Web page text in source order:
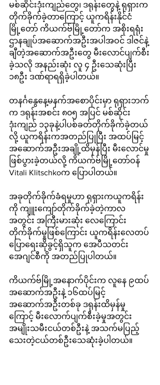
မစ်ဆိုင်းဒုံးကျည်တွေ၊ ဒရုန်းတွေနဲ့ ရုရှားက
တိုက်ခိုက်ခဲ့တာကြောင့် ယူကရိန်းနိုင်ငံ
မြို့တော် ကိယက်ဗ်မြို့တော်က အစိုးရရုံး
ဌာနချုပ်အဆောက်အဦးအပါအဝင် ဒါဇင်နဲ့
ချီတဲ့အဆောက်အဦးတွေ မီးလောင်ပျက်စီး
ခဲ့သလို အနည်းဆုံး လူ ၄ ဦးသေဆုံးပြီး
၁၈ဦး ဒဏ်ရာရရှိခဲ့ပါတယ်။
တနင်္ဂနွေနေ့မနက်အစောပိုင်းမှာ ရုရှားဘက်
က ဒရုန်းအစင်း ၈၀၅ အပြင် မစ်ဆိုင်း
ဒုံးကျည် ၁၃ခုနဲ့ပါပစ်ခတ်တိုက်ခိုက်ခဲ့တယ်
လို့ ယူကရိန်းကအတည်ပြုပြီး အထပ်မြင့်
အဆောက်အဦးအချို့ထိမှန်ပြီး မီးလောင်မှု
ဖြစ်ပွားခဲ့တယ်လို့ ကိယက်ဗ်မြို့တော်ဝန်
Vitali Klitschkoက ပြောပါတယ်။
အခုတိုက်ခိုက်ခံရမှုဟာ ရုရှားကယူကရိန်း
ကို ကျူးကျော်တိုက်ခိုက်ခဲ့တဲ့ကာလ
အတွင်း အကြီးမားဆုံး လေကြောင်း
တိုက်ခိုက်မှုဖြစ်ကြောင်း ယူကရိန်းလေတပ်
ပြောရေးဆိုခွင့်ရှိသူက အေပီသတင်း
အေဂျင်စီကို အတည်ပြုပါတယ်။
ကိယက်ဗ်မြို့အနောက်ပိုင်းက လူနေ ၉ထပ်
အဆောက်အဦးနဲ့ ၁၆ထပ်မြင့်
အဆောက်အဦးတစ်ခု ဒရုန်းထိမှန်မှု
ကြောင့် မီးလောက်ပျက်စီးခဲ့မှုအတွင်း
အမျိုးသမီးငယ်တစ်ဦးနဲ့ အသက်မပြည့်
သေးတဲ့ငယ်တစ်ဦးသေဆုံးခဲ့ပါတယ်။